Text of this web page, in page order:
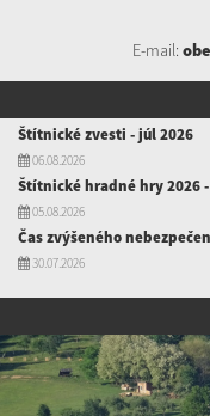
E-mail:
Štítnické zvesti - júl 2026
06.08.2026
Štítnické hradné hry 2026
05.08.2026
Čas zvýšeného
30.07.2026